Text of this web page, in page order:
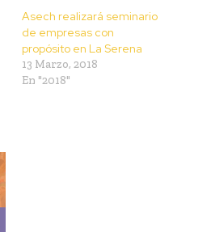
Asech realizará seminario
de empresas con
propósito en La Serena
13 Marzo, 2018
En "2018"